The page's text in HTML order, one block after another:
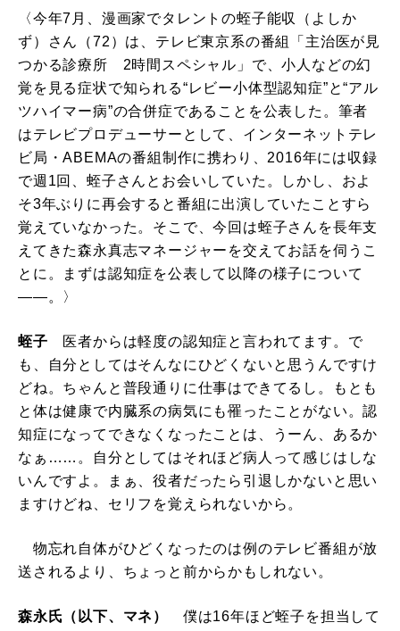
〈今年7月、漫画家でタレントの蛭子能収（よしか
ず）さん（72）は、テレビ東京系の番組「主治医が見
つかる診療所 2時間スペシャル」で、小人などの幻
覚を見る症状で知られる“レビー小体型認知症”と“アル
ツハイマー病”の合併症であることを公表した。筆者
はテレビプロデューサーとして、インターネットテレ
ビ局・ABEMAの番組制作に携わり、2016年には収録
で週1回、蛭子さんとお会いしていた。しかし、およ
そ3年ぶりに再会すると番組に出演していたことすら
覚えていなかった。そこで、今回は蛭子さんを長年支
えてきた森永真志マネージャーを交えてお話を伺うこ
とに。まずは認知症を公表して以降の様子について
――。〉
蛭子 医者からは軽度の認知症と言われてます。で
も、自分としてはそんなにひどくないと思うんですけ
どね。ちゃんと普段通りに仕事はできてるし。もとも
と体は健康で内臓系の病気にも罹ったことがない。認
知症になってできなくなったことは、うーん、あるか
なぁ……。自分としてはそれほど病人って感じはしな
いんですよ。まぁ、役者だったら引退しかないと思い
ますけどね、セリフを覚えられないから。
物忘れ自体がひどくなったのは例のテレビ番組が放
送されるより、ちょっと前からかもしれない。
森永氏（以下、マネ）
僕は16年ほど蛭子を担当して